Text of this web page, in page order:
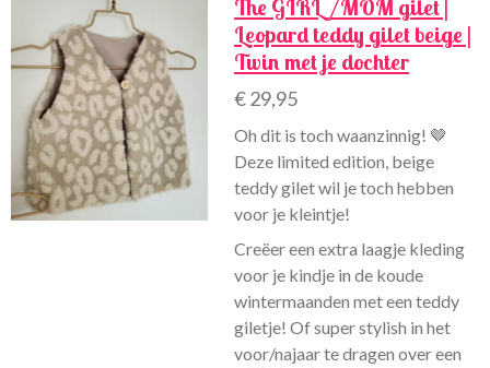
The GIRL/MOM gilet |
Leopard teddy gilet beige |
Twin met je dochter
€ 29,95
Oh dit is toch waanzinnig! 🤎
Deze limited edition, beige
teddy gilet wil je toch hebben
voor je kleintje!
Creëer een extra laagje kleding
voor je kindje in de koude
wintermaanden met een teddy
giletje! Of super stylish in het
voor/najaar te dragen over een